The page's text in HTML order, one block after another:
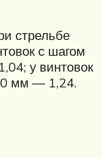
стрельбе
с шагом
у винтовок
мм — 1,24.